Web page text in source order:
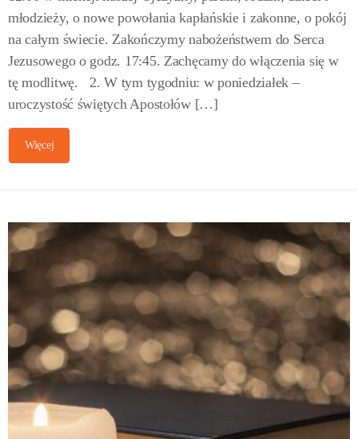
młodzieży, o nowe powołania kapłańskie i zakonne, o pokój
na całym świecie. Zakończymy nabożeństwem do Serca
Jezusowego o godz. 17:45. Zachęcamy do włączenia się w
tę modlitwę. 2. W tym tygodniu: w poniedziałek –
uroczystość świętych Apostołów […]
Więcej